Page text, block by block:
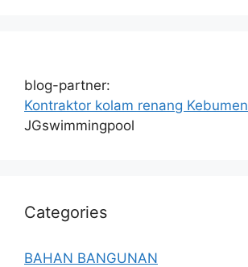
blog-partner:
Kontraktor kolam renang Kebumen
JGswimmingpool
Categories
BAHAN BANGUNAN